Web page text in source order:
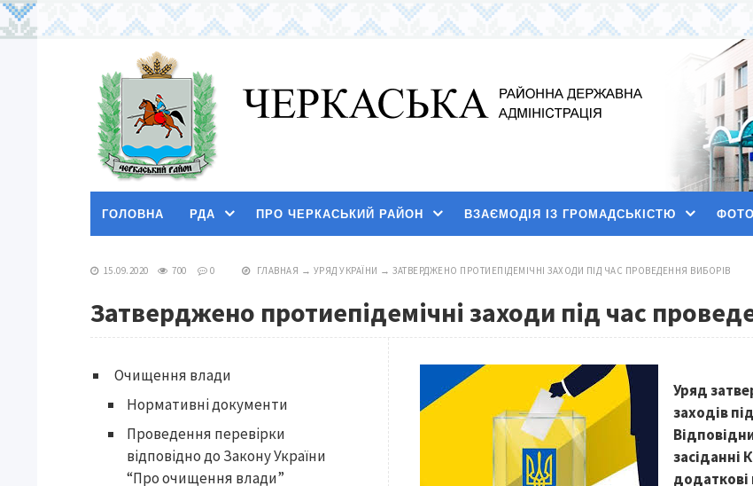
ГОЛОВНА РДА ПРО ЧЕРКАСЬКИЙ РАЙОН ВЗАЄМОДІЯ ІЗ ГРОМАДСЬКІСТЮ
15.09.2020 700 0 ГЛАВНАЯ → УРЯД УКРАЇНИ → ЗАТВЕРДЖЕНО ПРОТИЕПІДЕМІЧНІ ЗАХОДИ ПІД ЧАС ПРОВЕДЕННЯ ВИБОРІВ
Затверджено протиепідемічні заходи під час
Уряд
заходів
засіданні
додаткові
Очищення влади
Нормативні документи
Проведення перевірки
відповідно до Закону України
“Про очищення влади”